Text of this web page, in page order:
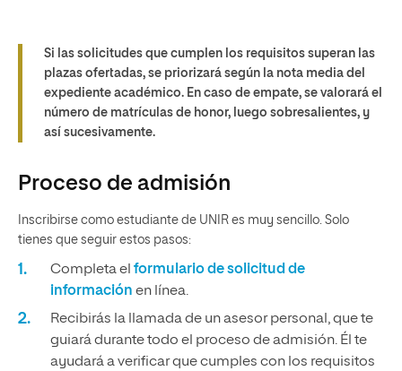
Si las solicitudes que cumplen los requisitos superan las
plazas ofertadas, se priorizará según la nota media del
expediente académico. En caso de empate, se valorará el
número de matrículas de honor, luego sobresalientes, y
así sucesivamente.
Proceso de admisión
Inscribirse como estudiante de UNIR es muy sencillo. Solo
tienes que seguir estos pasos:
Completa el formulario de solicitud de
información en línea.
Recibirás la llamada de un asesor personal, que te
guiará durante todo el proceso de admisión. Él te
ayudará a verificar que cumples con los requisitos